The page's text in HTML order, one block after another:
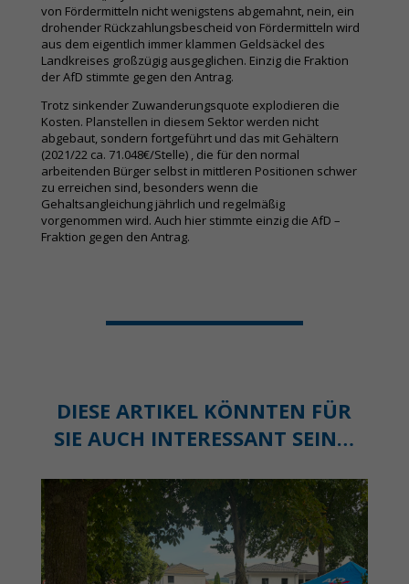
von Fördermitteln nicht wenigstens abgemahnt, nein, ein
drohender Rückzahlungsbescheid von Fördermitteln wird
aus dem eigentlich immer klammen Geldsäckel des
Landkreises großzügig ausgeglichen. Einzig die Fraktion
der AfD stimmte gegen den Antrag.
Trotz sinkender Zuwanderungsquote explodieren die
Kosten. Planstellen in diesem Sektor werden nicht
abgebaut, sondern fortgeführt und das mit Gehältern
(2021/22 ca. 71.048€/Stelle) , die für den normal
arbeitenden Bürger selbst in mittleren Positionen schwer
zu erreichen sind, besonders wenn die
Gehaltsangleichung jährlich und regelmäßig
vorgenommen wird. Auch hier stimmte einzig die AfD –
Fraktion gegen den Antrag.
DIESE ARTIKEL KÖNNTEN FÜR
SIE AUCH INTERESSANT SEIN…